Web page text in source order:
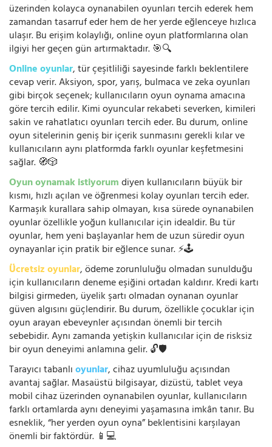
üzerinden kolayca oynanabilen oyunları tercih ederek hem
zamandan tasarruf eder hem de her yerde eğlenceye hızlıca
ulaşır. Bu erişim kolaylığı, online oyun platformlarına olan
ilgiyi her geçen gün artırmaktadır. 🎯🔍
Online oyunlar, tür çeşitliliği sayesinde farklı beklentilere
cevap verir. Aksiyon, spor, yarış, bulmaca ve zeka oyunları
gibi birçok seçenek; kullanıcıların oyun oynama amacına
göre tercih edilir. Kimi oyuncular rekabeti severken, kimileri
sakin ve rahatlatıcı oyunları tercih eder. Bu durum, online
oyun sitelerinin geniş bir içerik sunmasını gerekli kılar ve
kullanıcıların aynı platformda farklı oyunlar keşfetmesini
sağlar. 🧭🎲
Oyun oynamak istiyorumdiyen kullanıcıların büyük bir
kısmı, hızlı açılan ve öğrenmesi kolay oyunları tercih eder.
Karmaşık kurallara sahip olmayan, kısa sürede oynanabilen
oyunlar özellikle yoğun kullanıcılar için idealdir. Bu tür
oyunlar, hem yeni başlayanlar hem de uzun süredir oyun
oynayanlar için pratik bir eğlence sunar. ⚡🕹️
Ücretsiz oyunlar, ödeme zorunluluğu olmadan sunulduğu
için kullanıcıların deneme eşiğini ortadan kaldırır. Kredi kartı
bilgisi girmeden, üyelik şartı olmadan oynanan oyunlar
güven algısını güçlendirir. Bu durum, özellikle çocuklar için
oyun arayan ebeveynler açısından önemli bir tercih
sebebidir. Aynı zamanda yetişkin kullanıcılar için de risksiz
bir oyun deneyimi anlamına gelir. 🔓🛡️
Tarayıcı tabanlıoyunlar, cihaz uyumluluğu açısından
avantaj sağlar. Masaüstü bilgisayar, dizüstü, tablet veya
mobil cihaz üzerinden oynanabilen oyunlar, kullanıcıların
farklı ortamlarda aynı deneyimi yaşamasına imkân tanır. Bu
esneklik, “her yerden oyun oyna” beklentisini karşılayan
önemli bir faktördür. 📱💻